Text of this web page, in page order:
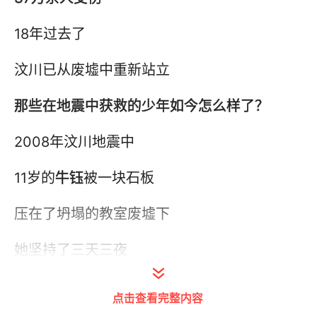
18年过去了
汶川已从废墟中重新站立
那些在地震中获救的少年‍如今怎么样了？
2008年汶川地震中
11岁的牛钰被一块石板
压在了坍塌的教室废墟下
她坚持了三天三夜
点击查看完整内容